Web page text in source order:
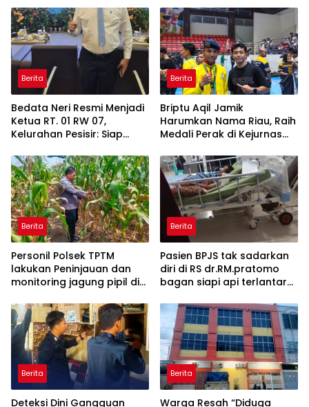
Berita
Bedata Neri Resmi Menjadi
Ketua RT. 01 RW 07,
Kelurahan Pesisir: Siap
Dukung Seluruh Program
Walikota Agung Nugroho
Berita
Briptu Aqil Jamik
Harumkan Nama Riau, Raih
Medali Perak di Kejurnas
Berita
Personil Polsek TPTM
lakukan Peninjauan dan
monitoring jagung pipil di
TPTM
Berita
Pasien BPJS tak sadarkan
diri di RS dr.RM.pratomo
bagan siapi api terlantar
ke RS di pekanbaru
Berita
Deteksi Dini Gangguan
Berita
Warga Resah “Diduga